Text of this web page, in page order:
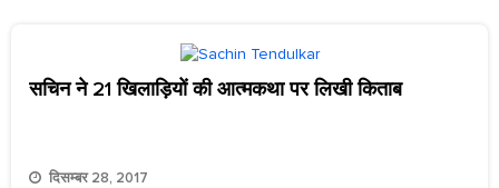
सचिन ने 21 खिलाड़ियों की आत्मकथा पर लिखी किताब
दिसम्बर 28, 2017